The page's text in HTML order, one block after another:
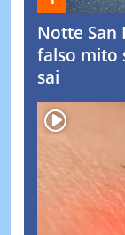
Notte San
falso mito
sai